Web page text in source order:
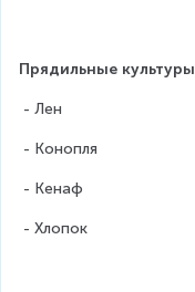
Прядильные культуры
- Лен
- Конопля
- Кенаф
- Хлопок